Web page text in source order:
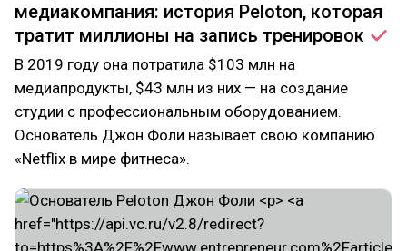
медиакомпания: история Peloton, которая
тратит миллионы на запись тренировок
В 2019 году она потратила $103 млн на
медиапродукты, $43 млн из них — на создание
студии с профессиональным оборудованием.
Основатель Джон Фоли называет свою компанию
«Netflix в мире фитнеса».